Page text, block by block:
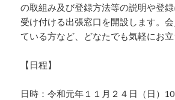
の取組み及び登録方法等の説明や登
受け付ける出張窓口を開設します。
ている方など、どなたでも気軽にお立
【日程】
日時：令和元年１１月２４日（日）